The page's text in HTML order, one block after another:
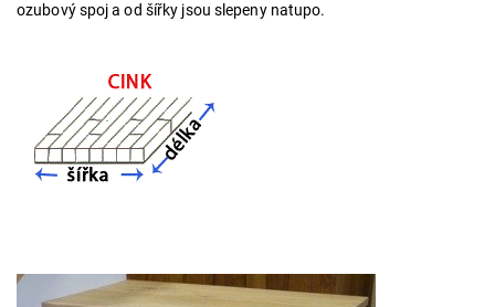
ozubový spoj a od šířky jsou slepeny natupo.